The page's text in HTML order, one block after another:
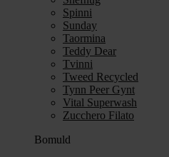
Spinni
Sunday
Taormina
Teddy Dear
Tvinni
Tweed Recycled
Tynn Peer Gynt
Vital Superwash
Zucchero Filato
Bomuld